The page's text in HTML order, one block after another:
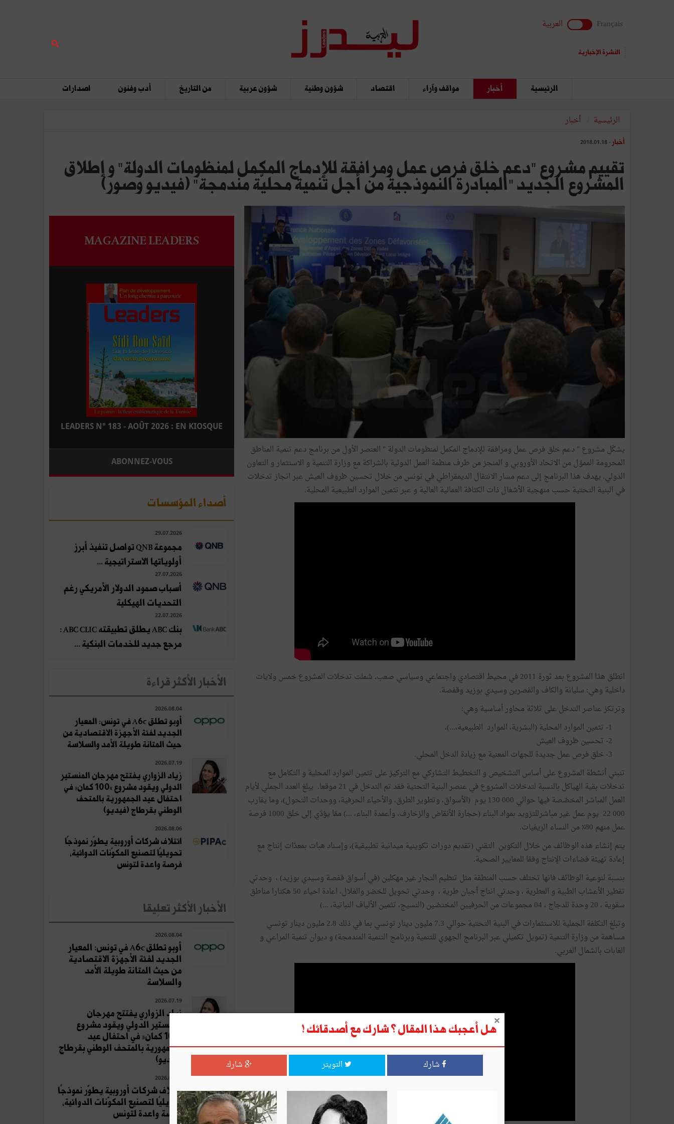
Français العربية
النشرة الإخبارية
الرئيسية أخبار مواقف وآراء اقتصاد شؤون وطنية شؤون عربية من التاريخ أدب وفنون اصدارات
الرئيسية أخبار
أخبار - 2018.01.18
تقييم مشروع "دعم خلق فرص عمل ومرافقة للإدماج المكمل لمنظومات الدولة" و إطلاق
المشروع الجديد "المبادرة النموذجية من أجل تنمية محليّة مندمجة"‎ (فيديو وصور)
يشكّل مشروع " دعم خلق فرص عمل ومرافقة للإدماج المكمل لمنظومات الدولة " العنصر الأول من برنامج دعم تنمية المناطق
المحرومة المموّل من الاتحاد الأوروبي و المنجز من طرف منظمة العمل الدولية بالشراكة مع وزارة التنمية و الاستثمار و التعاون
الدولي. يهدف هذا البرنامج إلى دعم مسار الانتقال الديمقراطي في تونس من خلال تحسين ظروف العيش عبر انجاز تدخلات
في البنية التحتية حسب منهجية الأشغال ذات الكثافة العمالية العالية و عبر تثمين الموارد الطبيعية المحلية.
انطلق هذا المشروع بعد ثورة 2011 في محيط اقتصادي واجتماعي وسياسي صعب. شملت تدخلات المشروع خمس ولايات
داخلية وهي: سليانة والكاف والقصرين وسيدي بوزيد وقفصة.
وترتكز عناصر التدخل على ثلاثة محاور أساسية وهي:
1- تثمين الموارد المحلية (البشرية، الموارد الطبيعية،...)،
2- تحسين ظروف العيش
3- خلق فرص عمل جديدة للجهات المعنية مع زيادة الدخل المحلي.
تنبني أنشطة المشروع على أساس التشخيص و التخطيط التشاركي مع التركيز على تثمين الموارد المحلية و التكامل مع
تدخلات بقية الهياكل بالنسبة لتدخلات المشروع في عنصر البنية التحتية فقد تم التدخل في 21 موقعا. يبلغ العدد الجملي لأيام
العمل المباشر المخصّصة فيها حوالي 000 130 يوم (الأسواق، وتطوير الطرق، والأحياء الحرفية، ووحدات التحول)، وما يقارب
000 22 يوم عمل غير مباشرللتزويد بمواد البناء (حجارة الأنقاض والزخارف، وأعمدة البناء، ...) ممّا يؤدّي إلى خلق 1000 فرصة
عمل منهم 80٪ من النساء الريفيات.
يتم إنشاء هذه الوظائف من خلال التكوين التقني (تقديم دورات تكوينية ميدانية تطبيقية)، وإسناد هبات بمعدّات إنتاج مع
إعادة تهيئة فضاءات الإنتاج وفقا للمعايير الصحية.
بنسبة لنوعية الوظائف فانها تختلف حسب المنطقة مثل تنظيم التجار غير مهكلين (في أسواق قفصة وسيدي بوزيد) ، وحدتي
تقطير الأعشاب الطبية و العطرية ، وحدتي انتاج أجبان طرية ، وحدتي تحويل للخضر والغلال، اعادة احياء 50 هكتارا مناطق
سقوية ، 20 وحدة للدجاج ، 04 مجموعات من الحرفيين المختصّين (النسيج، تثمين الألياف النباتية، ...)
وتبلغ التكلفة الجملية للاستثمارات في البنية التحتية حوالي 7.3 مليون دينار تونسي بما في ذلك 2.8 مليون دينار تونسي
مساهمة من وزارة التنمية (تمويل تكميلي عبر البرنامج الجهوي للتنمية وبرنامج التنمية المندمجة) و ديوان تنمية المراعي و
الغابات بالشمال الغربي.
MAGAZINE LEADERS
LEADERS N° 183 - AOÛT 2026 : EN KIOSQUE
ABONNEZ-VOUS
أصداء المؤسسات
29.07.2026
مجموعة QNB تواصل تنفيذ أبرز
أولوياتها الاستراتيجية ...
27.07.2026
أسباب صمود الدولار الأمريكي رغم
التحديات الهيكلية
22.07.2026
بنك ABC يطلق تطبيقته ABC CLIC :
مرجع جديد للخدمات البنكية ...
الأخبار الأكثر قراءة
2026.08.04
أوبو تطلق A6c في تونس: المعيار
الجديد لفئة الأجهزة الاقتصادية من
حيث المتانة طويلة الأمد والسلاسة
2026.07.19
زياد الزواري يفتتح مهرجان المنستير
الدولي ويقود مشروع «100 كمان» في
احتفال عيد الجمهورية بالمتحف
الوطني بقرطاج (فيديو)
2026.08.06
ائتلاف شركات أوروبية يطوّر نموذجًا
تحويليًا لتصنيع المكوّنات الدوائية،
فرصة واعدة لتونس
الأخبار الأكثر تعلِيقا
2026.08.04
أوبو تطلق A6c في تونس: المعيار
الجديد لفئة الأجهزة الاقتصادية
من حيث المتانة طويلة الأمد
والسلاسة
2026.07.19
زياد الزواري يفتتح مهرجان
المنستير الدولي ويقود مشروع
«100 كمان» في احتفال عيد
الجمهورية بالمتحف الوطني بقرطاج
(فيديو)
2026.08.06
ائتلاف شركات أوروبية يطوّر نموذجًا
تحويليًا لتصنيع المكوّنات الدوائية،
فرصة واعدة لتونس
هل أعجبك هذا المقال ؟ شارك مع أصدقائك !
شارك التويتر شارك